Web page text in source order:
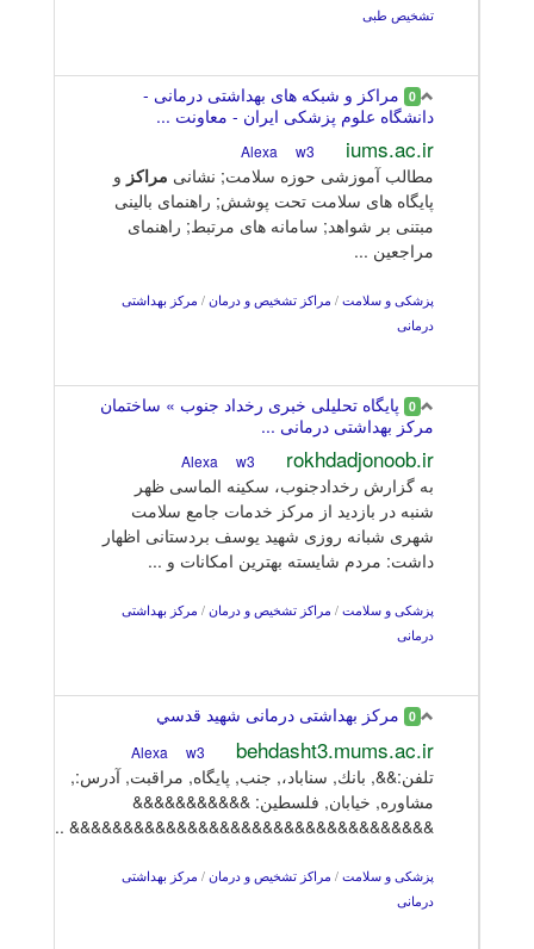
تشخیص طبی
0 مراکز و شبکه های بهداشتی درمانی -
دانشگاه علوم پزشکی ایران - معاونت ...
iums.ac.ir
w3
مطالب آموزشی حوزه سلامت; نشانی مراکز و
پایگاه های سلامت تحت پوشش; راهنمای بالینی
مبتنی بر شواهد; سامانه های مرتبط; راهنمای
مراجعین ...
پزشکی و سلامت / مراکز تشخیص و درمان / مرکز بهداشتی
درمانی
0 پایگاه تحلیلی خبری رخداد جنوب » ساختمان
مرکز بهداشتی درمانی ...
rokhdadjonoob.ir
w3
به گزارش رخدادجنوب، سکینه الماسی ظهر
شنبه در بازدید از مرکز خدمات جامع سلامت
شهری شبانه روزی شهید یوسف بردستانی اظهار
داشت: مردم شایسته بهترین امکانات و ...
پزشکی و سلامت / مراکز تشخیص و درمان / مرکز بهداشتی
درمانی
0 مركز بهداشتی درمانی شهيد قدسي
behdasht3.mums.ac.ir
w3
تلفن:&&, بانك, سناباد،, جنب, پایگاه, مراقبت, آدرس:,
مشاوره, خیابان, فلسطين: &&&&&&&&&&&
&&&&&&&&&&&&&&&&&&&&&&&&&&&&&&&&&& ...
پزشکی و سلامت / مراکز تشخیص و درمان / مرکز بهداشتی
درمانی